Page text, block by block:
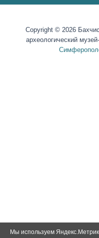
Copyright © 2026
археологический
Мы используем